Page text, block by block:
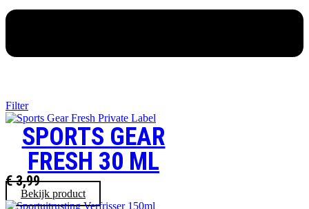
Filter
SPORTS GEAR
FRESH 30 ML
€3,99
Bekijk product